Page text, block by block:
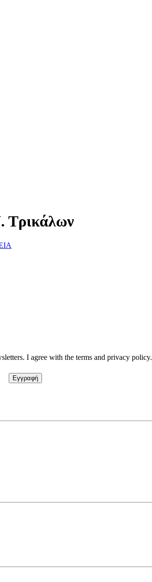
Τρικάλων
I agree with the terms and privacy policy.